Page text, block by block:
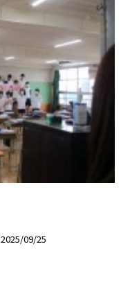
2025/09/25